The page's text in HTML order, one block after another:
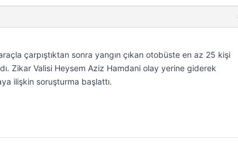
çarpıştıktan sonra yangın çıkan otobüste en az 25 kişi
Zikar Valisi Heysem Aziz Hamdani olay yerine giderek
ilişkin soruşturma başlattı.